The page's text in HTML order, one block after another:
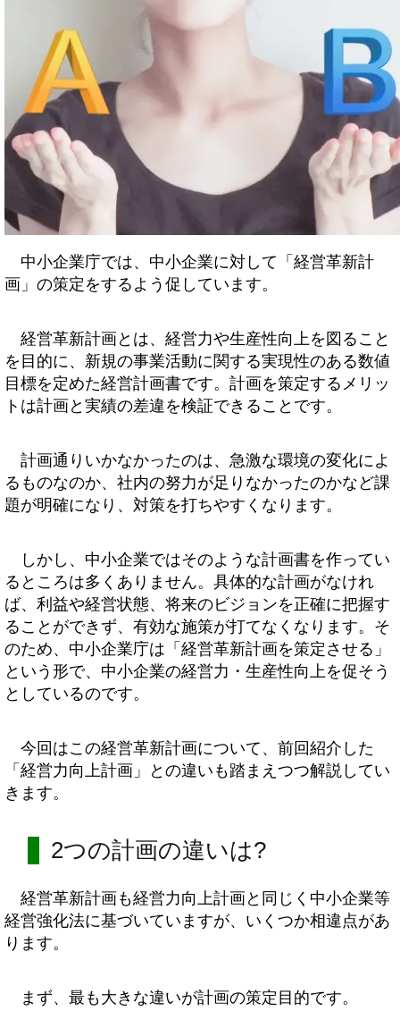
中小企業庁では、中小企業に対して「経営革新計
画」の策定をするよう促しています。
経営革新計画とは、経営力や生産性向上を図ること
を目的に、新規の事業活動に関する実現性のある数値
目標を定めた経営計画書です。計画を策定するメリッ
トは計画と実績の差違を検証できることです。
計画通りいかなかったのは、急激な環境の変化によ
るものなのか、社内の努力が足りなかったのかなど課
題が明確になり、対策を打ちやすくなります。
しかし、中小企業ではそのような計画書を作ってい
るところは多くありません。具体的な計画がなけれ
ば、利益や経営状態、将来のビジョンを正確に把握す
ることができず、有効な施策が打てなくなります。そ
のため、中小企業庁は「経営革新計画を策定させる」
という形で、中小企業の経営力・生産性向上を促そう
としているのです。
今回はこの経営革新計画について、前回紹介した
「経営力向上計画」との違いも踏まえつつ解説してい
きます。
2つの計画の違いは?
経営革新計画も経営力向上計画と同じく中小企業等
経営強化法に基づいていますが、いくつか相違点があ
ります。
まず、最も大きな違いが計画の策定目的です。